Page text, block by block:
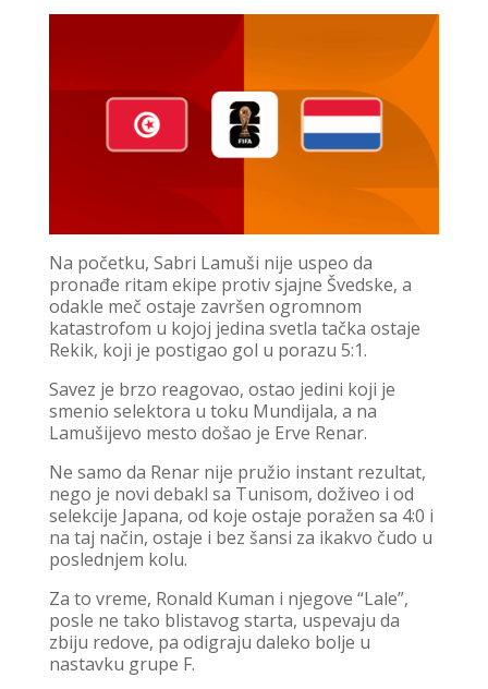
Na početku, Sabri Lamuši nije uspeo da
pronađe ritam ekipe protiv sjajne Švedske, a
odakle meč ostaje završen ogromnom
katastrofom u kojoj jedina svetla tačka ostaje
Rekik, koji je postigao gol u porazu 5:1.
Savez je brzo reagovao, ostao jedini koji je
smenio selektora u toku Mundijala, a na
Lamušijevo mesto došao je Erve Renar.
Ne samo da Renar nije pružio instant rezultat,
nego je novi debakl sa Tunisom, doživeo i od
selekcije Japana, od koje ostaje poražen sa 4:0 i
na taj način, ostaje i bez šansi za ikakvo čudo u
poslednjem kolu.
Za to vreme, Ronald Kuman i njegove “Lale”,
posle ne tako blistavog starta, uspevaju da
zbiju redove, pa odigraju daleko bolje u
nastavku grupe F.